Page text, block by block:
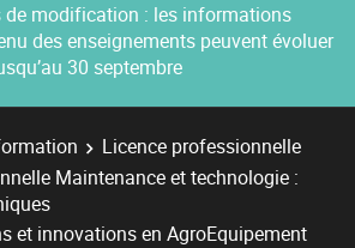
de modification : les informations
des enseignements peuvent évoluer
30 septembre
Licence professionnelle
Maintenance et technologie :
et innovations en AgroEquipement